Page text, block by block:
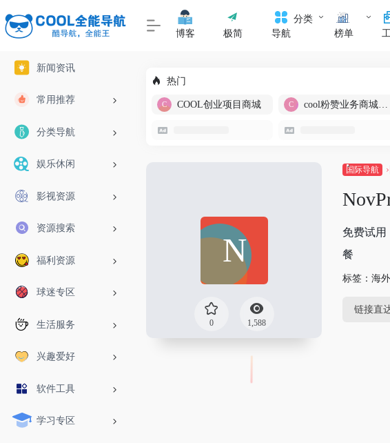
新闻资讯
常用推荐
分类导航
娱乐休闲
影视资源
资源搜索
福利资源
球迷专区
生活服务
兴趣爱好
软件工具
学习专区
博客 极简
分类
导航
榜单
热门
COOL创业项目商城 cool粉赞业务商城【爆粉引流】
0 1,588
国际导航
免费试用
餐
标签： 海
链接直